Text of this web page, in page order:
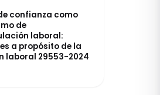
confianza como
de
laboral:
a propósito de la
laboral 29553-2024